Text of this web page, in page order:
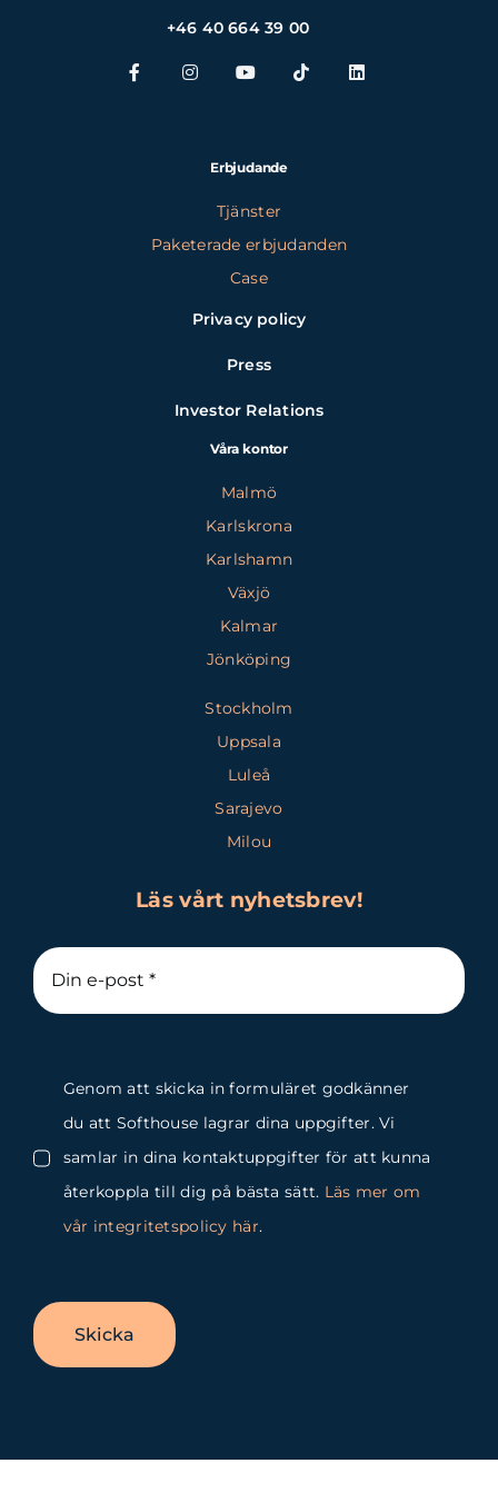
+46 40 664 39 00
Erbjudande
Tjänster
Paketerade erbjudanden
Case
Privacy policy
Press
Investor Relations
Våra kontor
Malmö
Karlskrona
Karlshamn
Växjö
Kalmar
Jönköping
Stockholm
Uppsala
Luleå
Sarajevo
Milou
Läs vårt nyhetsbrev!
Genom att skicka in formuläret godkänner
du att Softhouse lagrar dina uppgifter. Vi
samlar in dina kontaktuppgifter för att kunna
återkoppla till dig på bästa sätt. Läs mer om
vår integritetspolicy här.
Skicka